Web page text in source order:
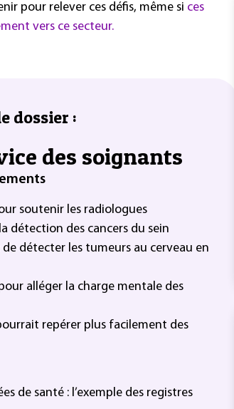
pour relever ces défis, même si ces
vers ce secteur.
dossier :
des soignants
soutenir les radiologues
détection des cancers du sein
détecter les tumeurs au cerveau en
alléger la charge mentale des
repérer plus facilement des
de santé : l’exemple des registres